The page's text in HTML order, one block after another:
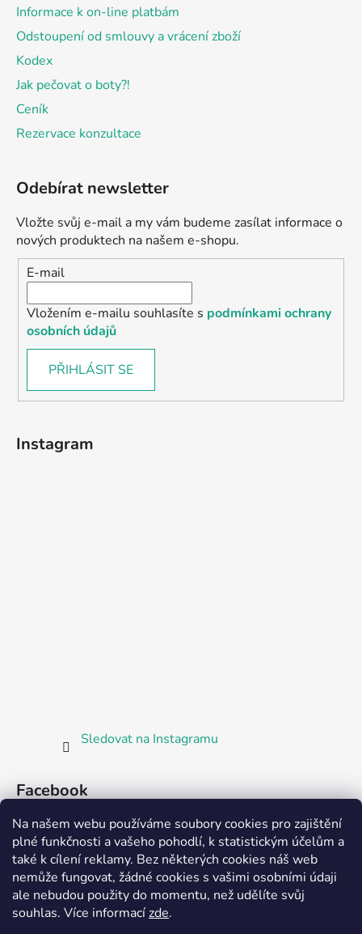
Na našem webu používáme soubory cookies pro zajištění
plné funkčnosti a vašeho pohodlí, k statistickým účelům a
také k cílení reklamy. Bez některých cookies náš web
nemůže fungovat, žádné cookies s vašimi osobními údaji
ale nebudou použity do momentu, než udělíte svůj
souhlas. Více informacízde.
Informace k on-line platbám
Odstoupení od smlouvy a vrácení zboží
Kodex
Jak pečovat o boty?!
Ceník
Rezervace konzultace
Odebírat newsletter
Vložte svůj e-mail a my vám budeme zasílat informace o
nových produktech na našem e-shopu.
E-mail
Vložením e-mailu souhlasíte s podmínkami ochrany
osobních údajů
PŘIHLÁSIT SE
Instagram
Sledovat na Instagramu
Facebook
Partnerská prodejna Barefoot Plzeň